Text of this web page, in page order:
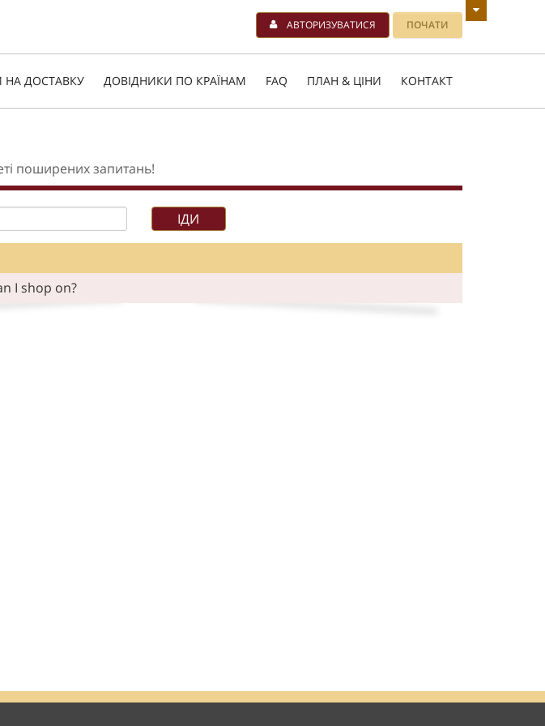
АВТОРИЗУВАТИСЯ ПОЧАТИ
НА ДОСТАВКУ ДОВІДНИКИ ПО КРАЇНАМ FAQ ПЛАН & ЦІНИ КОНТАКТ
поширених запитань!
I shop on?